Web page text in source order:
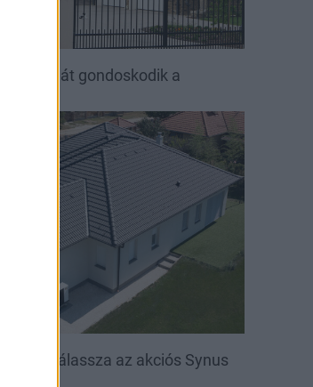
át gondoskodik a
válassza az akciós Synus